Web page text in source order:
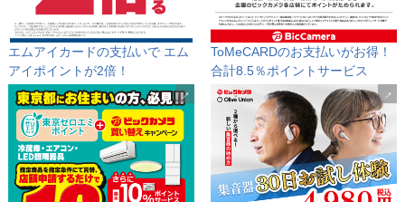
エムアイカードの支払いで エム
アイポイントが2倍！
ToMeCARDのお支払いがお得！
合計8.5％ポイントサービス